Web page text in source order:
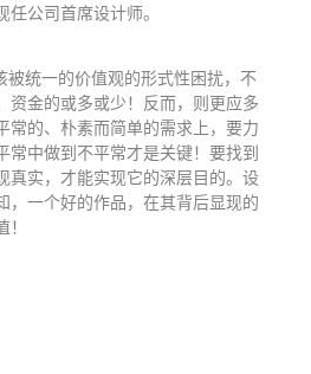
公司首席设计师。
统一的价值观的形式性困扰，不
资金的或多或少！反而，则更应多
常的、朴素而简单的需求上，要力
常中做到不平常才是关键！要找到
真实，才能实现它的深层目的。设
，一个好的作品，在其背后显现的